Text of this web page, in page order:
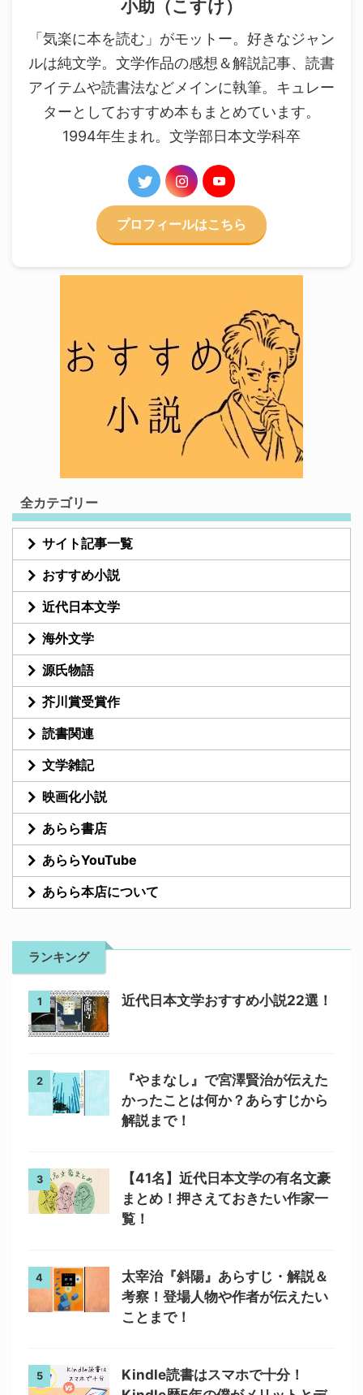
小助（こすけ）
「気楽に本を読む」がモットー。好きなジャン
ルは純文学。文学作品の感想＆解説記事、読書
アイテムや読書法などメインに執筆。キュレー
ターとしておすすめ本もまとめています。
1994年生まれ。文学部日本文学科卒
プロフィールはこちら
全カテゴリー
サイト記事一覧
おすすめ小説
近代日本文学
海外文学
源氏物語
芥川賞受賞作
読書関連
文学雑記
映画化小説
あらら書店
あららYouTube
あらら本店について
ランキング
1 近代日本文学おすすめ小説22選！
2
『やまなし』で宮澤賢治が伝えた
かったことは何か？あらすじから
解説まで！
3
【41名】近代日本文学の有名文豪
まとめ！押さえておきたい作家一
覧！
4
太宰治『斜陽』あらすじ・解説＆
考察！登場人物や作者が伝えたい
ことまで！
5
Kindle読書はスマホで十分！